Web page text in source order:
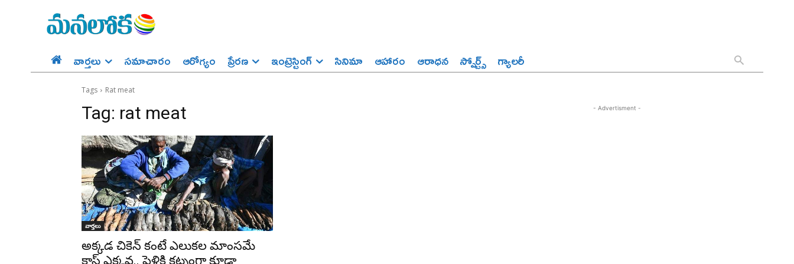
వార్తలు సమాచారం ఆరోగ్యం ప్రేర‌ణ‌ ఇంట్రెస్టింగ్‌ సినిమా ఆహారం ఆరాధన స్పోర్ట్స్‌ గ్యాలరీ
Tags Rat meat
Tag: rat meat
వార్తలు
అక్కడ చికెన్‌ కంటే ఎలుకల మాంసమే
కాస్ట్‌ ఎక్కవ.. పెళ్లికి కట్నంగా కూడా
- Advertisment -